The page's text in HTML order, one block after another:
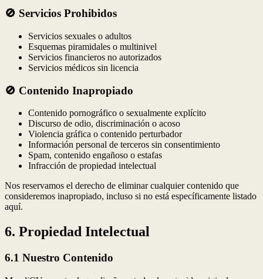
🚫 Servicios Prohibidos
Servicios sexuales o adultos
Esquemas piramidales o multinivel
Servicios financieros no autorizados
Servicios médicos sin licencia
🚫 Contenido Inapropiado
Contenido pornográfico o sexualmente explícito
Discurso de odio, discriminación o acoso
Violencia gráfica o contenido perturbador
Información personal de terceros sin consentimiento
Spam, contenido engañoso o estafas
Infracción de propiedad intelectual
Nos reservamos el derecho de eliminar cualquier contenido que
consideremos inapropiado, incluso si no está específicamente listado
aquí.
6. Propiedad Intelectual
6.1 Nuestro Contenido